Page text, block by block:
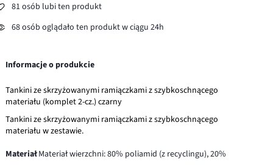
81 osób lubi ten produkt
68 osób oglądało ten produkt w ciągu 24h
Informacje o produkcie
Tankini ze skrzyżowanymi ramiączkami z szybkoschnącego
materiału (komplet 2-cz.) czarny
Tankini ze skrzyżowanymi ramiączkami z szybkoschnącego
materiału w zestawie.
MateriałMateriał wierzchni: 80% poliamid (z recyclingu), 20%